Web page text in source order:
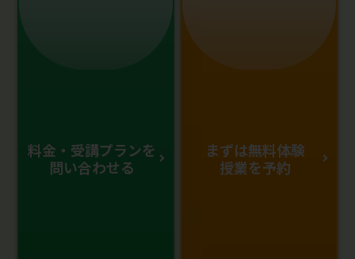
料金・受講プランを
問い合わせる
まずは無料体験
授業を予約